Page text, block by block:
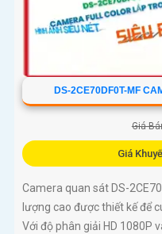
DS-2CE70DF0T-MF
Giá
Giá
Camera quan sát DS-
lượng cao được thiết kế để
Với độ phân giải HD 1080P